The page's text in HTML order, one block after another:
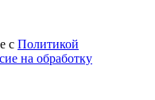
с Политикой
на обработку